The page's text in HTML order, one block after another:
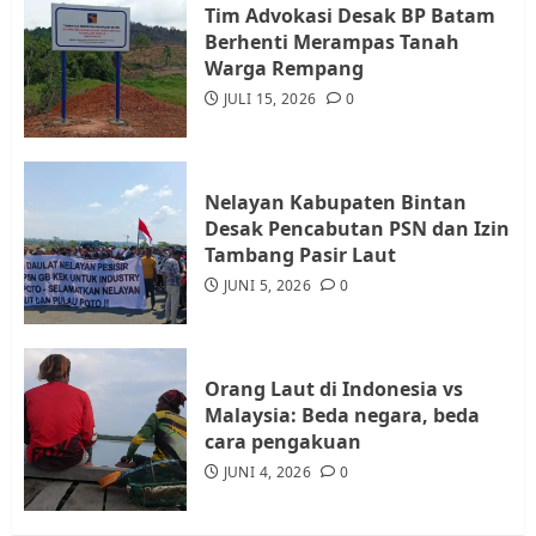
4
Datangi Pemko Batam, Warga
Rempang Protes Lahan Mereka
Diambil untuk Sekolah Rakyat
5
Warga Rempang Ajukan
Audiensi dengan Wali Kota
Batam, Soroti Aktivitas yang
Resahkan Warga
Tim Advokasi Desak BP Batam
Berhenti Merampas Tanah
Warga Rempang
JULI 15, 2026 0
Nelayan Kabupaten Bintan
Desak Pencabutan PSN dan Izin
Tambang Pasir Laut
JUNI 5, 2026 0
Orang Laut di Indonesia vs
Malaysia: Beda negara, beda
cara pengakuan
JUNI 4, 2026 0